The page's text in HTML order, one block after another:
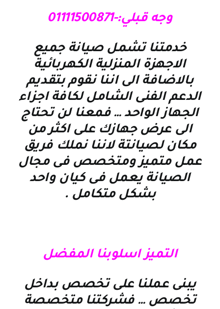
وجه قبلي:-01111500871
خدمتنا تشمل صيانة جميع
الاجهزة المنزلية الكهربائية
بالاضافة الى اننا نقوم بتقديم
الدعم الفنى الشامل لكافة اجزاء
الجهاز الواحد … فمعنا لن تحتاج
الى عرض جهازك على اكثر من
مكان لصيانتة لاننا نملك فريق
عمل متميز ومتخصص فى مجال
الصيانة يعمل فى كيان واحد
بشكل متكامل .
التميز اسلوبنا المفضل
يبنى عملنا على تخصص بداخل
تخصص … فشركتنا متخصصة